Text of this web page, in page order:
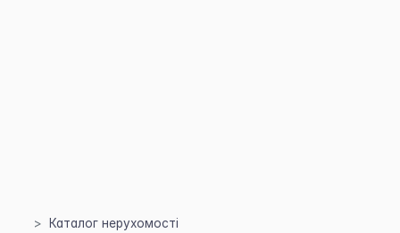
Каталог нерухомості